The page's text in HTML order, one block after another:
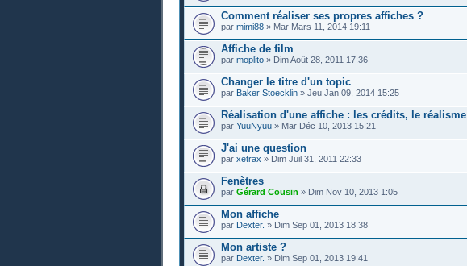
Comment réaliser ses propres affiches ?
par mimi88 » Mar Mars 11, 2014 19:11
Affiche de film
par moplito » Dim Août 28, 2011 17:36
Changer le titre d'un topic
par Baker Stoecklin » Jeu Jan 09, 2014 15:25
Réalisation d'une affiche : les crédits, le réalisme
par YuuNyuu » Mar Déc 10, 2013 15:21
J'ai une question
par xetrax » Dim Juil 31, 2011 22:33
Fenètres
par Gérard Cousin » Dim Nov 10, 2013 1:05
Mon affiche
par Dexter. » Dim Sep 01, 2013 18:38
Mon artiste ?
par Dexter. » Dim Sep 01, 2013 19:41